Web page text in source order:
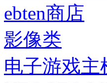
ebten商店
影像类
电子游戏主